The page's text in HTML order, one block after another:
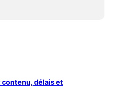
délais et